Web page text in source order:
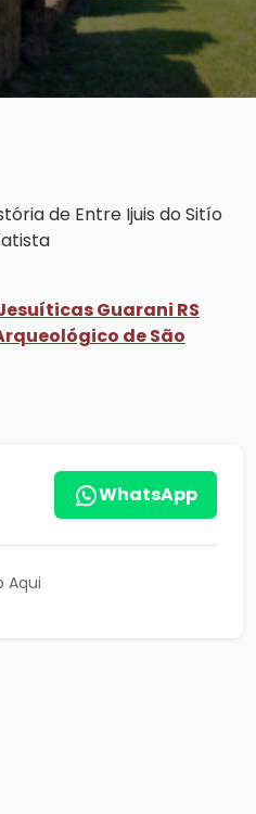
de Entre Ijuis do Sitío
Guarani RS
de São
WhatsApp
Aqui